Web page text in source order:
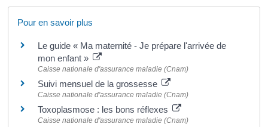
Pour en savoir plus
Le guide « Ma maternité - Je prépare l'arrivée de
mon enfant »
Caisse nationale d'assurance maladie (Cnam)
Suivi mensuel de la grossesse
Caisse nationale d'assurance maladie (Cnam)
Toxoplasmose : les bons réflexes
Caisse nationale d'assurance maladie (Cnam)